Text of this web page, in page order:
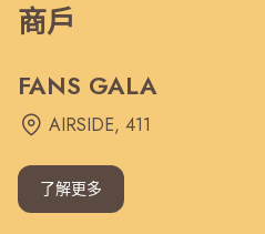
熱門
商戶
FANS GALA
AIRSIDE, 411
了解更多